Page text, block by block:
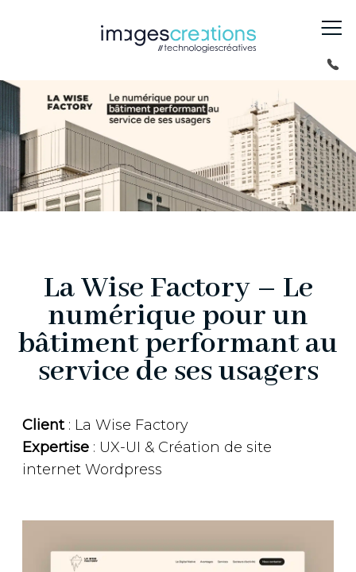
La Wise Factory – Le
numérique pour un
bâtiment performant au
service de ses usagers
Client: La Wise Factory
Expertise : UX-UI & Création de site
internet Wordpress